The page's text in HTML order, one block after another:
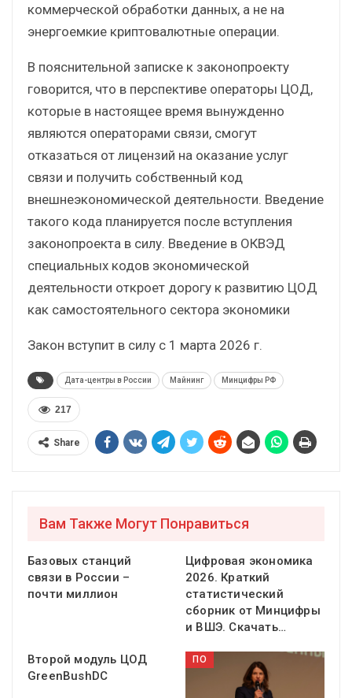
коммерческой обработки данных, а не на
энергоемкие криптовалютные операции.
В пояснительной записке к законопроекту
говорится, что в перспективе операторы ЦОД,
которые в настоящее время вынужденно
являются операторами связи, смогут
отказаться от лицензий на оказание услуг
связи и получить собственный код
внешнеэкономической деятельности. Введение
такого кода планируется после вступления
законопроекта в силу. Введение в ОКВЭД
специальных кодов экономической
деятельности откроет дорогу к развитию ЦОД
как самостоятельного сектора экономики
Закон вступит в силу с 1 марта 2026 г.
Дата-центры в России Майнинг Минцифры РФ
217
Share
Вам Также Могут Понравиться
Базовых станций
связи в России –
почти миллион
Цифровая экономика
2026. Краткий
статистический
сборник от Минцифры
и ВШЭ. Скачать…
Второй модуль ЦОД
GreenBushDC
ПО